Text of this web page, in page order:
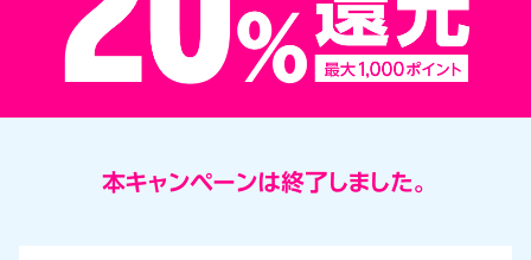
本キャンペーンは終了しました。